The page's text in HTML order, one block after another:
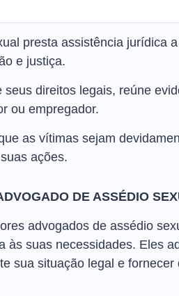
presta assistência jurídica
e justiça.
direitos legais, reúne
ou empregador.
as vítimas sejam
ações.
DE ASSÉDIO
advogados de assédio
às suas necessidades. Eles
sua situação legal e